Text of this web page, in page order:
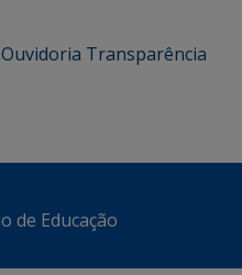
Ouvidoria Transparência
de Educação